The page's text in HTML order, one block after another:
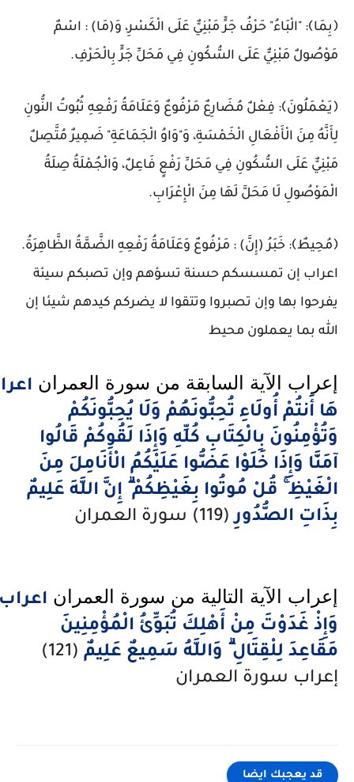
﴿بِمَا﴾: "الْبَاءُ" حَرْفُ جَرٍّ مَبْنِيٌّ عَلَى الْكَسْرِ، وَ(مَا) : اسْمٌ
مَوْصُولٌ مَبْنِيٌّ عَلَى السُّكُونِ فِي مَحَلِّ جَرٍّ بِالْحَرْفِ.
﴿يَعْمَلُونَ﴾: فِعْلٌ مُضَارِعٌ مَرْفُوعٌ وَعَلَامَةُ رَفْعِهِ ثُبُوتُ النُّونِ
لِأَنَّهُ مِنَ الْأَفْعَالِ الْخَمْسَةِ، وَ"وَاوُ الْجَمَاعَةِ" ضَمِيرٌ مُتَّصِلٌ
مَبْنِيٌّ عَلَى السُّكُونِ فِي مَحَلِّ رَفْعٍ فَاعِلٌ، وَالْجُمْلَةُ صِلَةُ
الْمَوْصُولِ لَا مَحَلَّ لَهَا مِنَ الْإِعْرَابِ.
﴿مُحِيطٌ﴾: خَبَرُ (إِنَّ) : مَرْفُوعٌ وَعَلَامَةُ رَفْعِهِ الضَّمَّةُ الظَّاهِرَةُ.
اعراب إن تمسسكم حسنة تسؤهم وإن تصبكم سيئة
يفرحوا بها وإن تصبروا وتتقوا لا يضركم كيدهم شيئا إن
الله بما يعملون محيط
إعراب الآية السابقة من سورة العمران اعراب
هَا أَنتُمْ أُولَاءِ تُحِبُّونَهُمْ وَلَا يُحِبُّونَكُمْ
وَتُؤْمِنُونَ بِالْكِتَابِ كُلِّهِ وَإِذَا لَقُوكُمْ قَالُوا
آمَنَّا وَإِذَا خَلَوْا عَضُّوا عَلَيْكُمُ الْأَنَامِلَ مِنَ
الْغَيْظِ ۚ قُلْ مُوتُوا بِغَيْظِكُمْ ۗ إِنَّ اللَّهَ عَلِيمٌ
بِذَاتِ الصُّدُورِ(119) سورة العمران
إعراب الآية التالية من سورة العمران اعراب
وَإِذْ غَدَوْتَ مِنْ أَهْلِكَ تُبَوِّئُ الْمُؤْمِنِينَ
مَقَاعِدَ لِلْقِتَالِ ۗ وَاللَّهُ سَمِيعٌ عَلِيمٌ
(121)
إعراب سورة العمران
قد يعجبك ايضا